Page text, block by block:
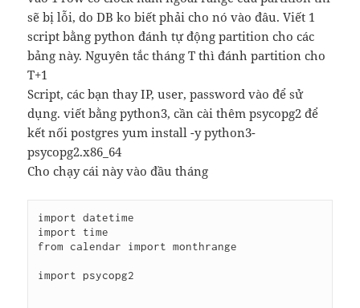
sẽ bị lỗi, do DB ko biết phải cho nó vào đâu. Viết 1
script bằng python đánh tự động partition cho các
bảng này. Nguyên tắc tháng T thì đánh partition cho
T+1
Script, các bạn thay IP, user, password vào để sử
dụng. viết bằng python3, cần cài thêm psycopg2 để
kết nối postgres yum install -y python3-
psycopg2.x86_64
Cho chạy cái này vào đầu tháng
import datetime
import time
from calendar import monthrange
import psycopg2